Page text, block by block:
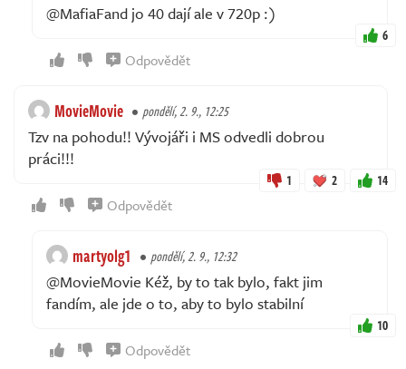
@MafiaFand jo 40 dají ale v 720p :)
6
Odpovědět
MovieMovie pondělí, 2. 9., 12:25
Tzv na pohodu!! Vývojáři i MS odvedli dobrou
práci!!!
1 2 14
Odpovědět
martyolg1 pondělí, 2. 9., 12:32
@MovieMovie Kéž, by to tak bylo, fakt jim
fandím, ale jde o to, aby to bylo stabilní
10
Odpovědět